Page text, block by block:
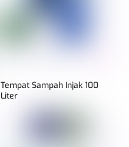
Tempat Sampah Injak 100
Liter